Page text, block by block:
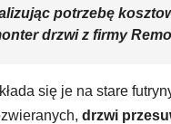
potrzebę
drzwi z firmy
się je na stare
drzwi